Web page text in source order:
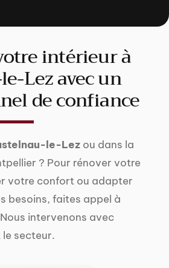
intérieur à
Lez avec un
de confiance
le-Lez ou dans la
? Pour rénover votre
votre confort ou adapter
besoins, faites appel à
intervenons avec
secteur.